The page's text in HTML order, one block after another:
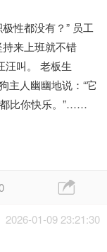
性都没有？” 员工
来上班就不错
汪叫。 老板生
主人幽幽地说：“它
比你快乐。”……
2026-01-09 23:21:30